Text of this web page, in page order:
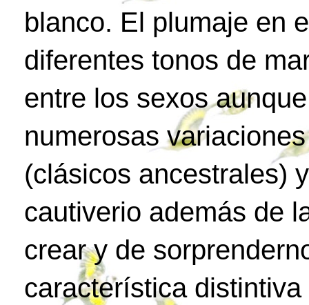
blanco. El plumaje en
diferentes tonos de
entre los sexos
numerosas
(clásicos ancestrales)
cautiverio además de
crear y de
característica